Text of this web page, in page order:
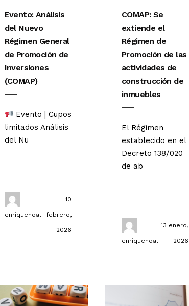
Evento: Análisis
del Nuevo
Régimen General
de Promoción de
Inversiones
(COMAP)
Evento | Cupos
limitados Análisis
del Nu
enriquenoal
10
febrero,
2026
COMAP: Se
extiende el
Régimen de
Promoción de las
actividades de
construcción de
inmuebles
El Régimen
establecido en el
Decreto 138/020
de ab
enriquenoal
13 enero,
2026